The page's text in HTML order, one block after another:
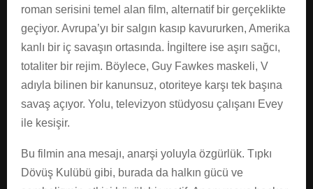
roman serisini temel alan film, alternatif bir gerçeklikte
geçiyor. Avrupa’yı bir salgın kasıp kavururken, Amerika
kanlı bir iç savaşın ortasında. İngiltere ise aşırı sağcı,
totaliter bir rejim. Böylece, Guy Fawkes maskeli, V
adıyla bilinen bir kanunsuz, otoriteye karşı tek başına
savaş açıyor. Yolu, televizyon stüdyosu çalışanı Evey
ile kesişir.
Bu filmin ana mesajı, anarşi yoluyla özgürlük. Tıpkı
Dövüş Kulübü gibi, burada da halkın gücü ve